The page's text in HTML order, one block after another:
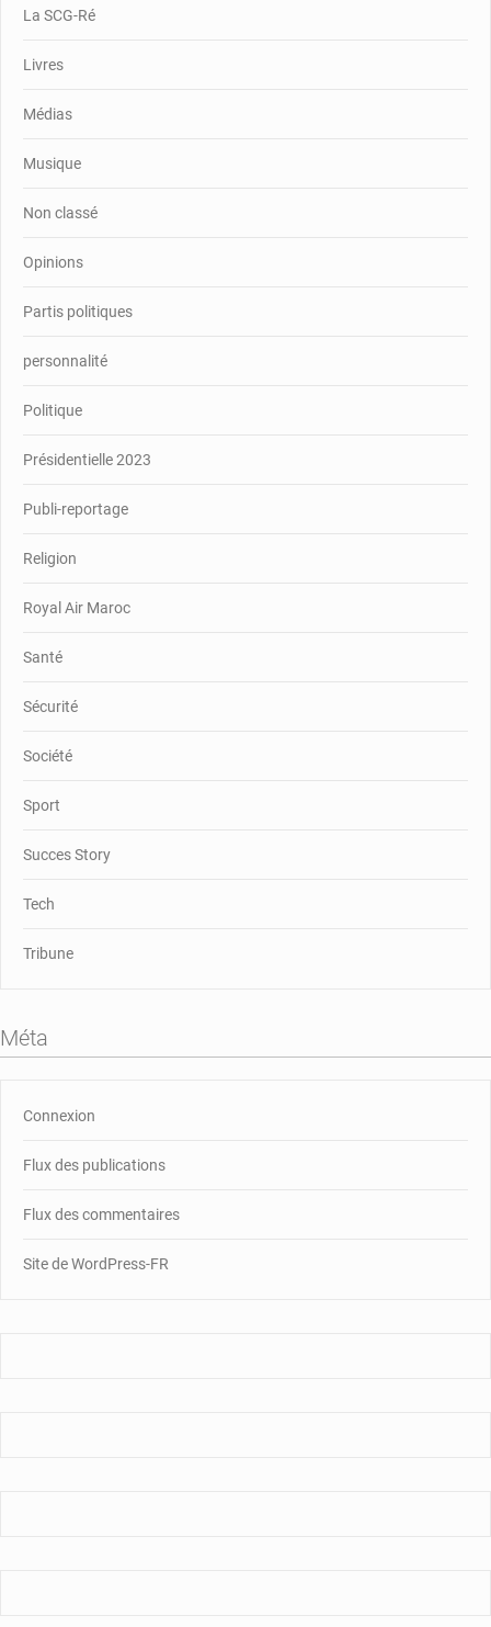
La SCG-Ré
Livres
Médias
Musique
Non classé
Opinions
Partis politiques
personnalité
Politique
Présidentielle 2023
Publi-reportage
Religion
Royal Air Maroc
Santé
Sécurité
Société
Sport
Succes Story
Tech
Tribune
Méta
Connexion
Flux des publications
Flux des commentaires
Site de WordPress-FR